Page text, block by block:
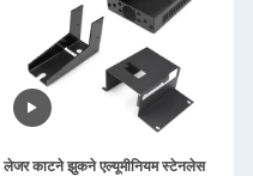
लेजर काटने झुकने एल्यूमीनियम स्टेनलेस